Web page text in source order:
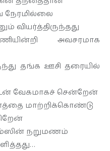
நேரமில்லை
வியர்த்திருந்தது
அவசரமாக
தங்க ஊசி தரையில்
வேகமாகச் சென்றேன்
மாற்றிக்கொண்டு
நறுமணம்